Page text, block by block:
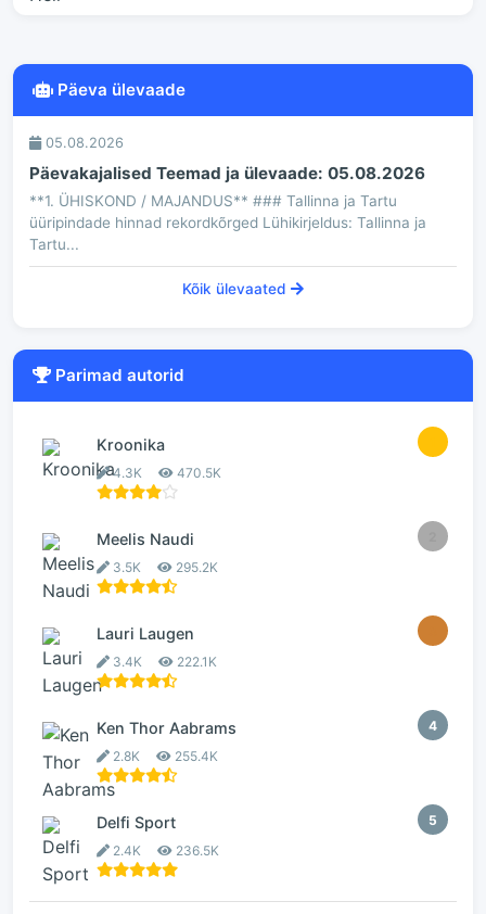
Päeva ülevaade
05.08.2026
Päevakajalised Teemad ja ülevaade: 05.08.2026
**1. ÜHISKOND / MAJANDUS** ### Tallinna ja Tartu
üüripindade hinnad rekordkõrged Lühikirjeldus: Tallinna ja
Tartu...
Kõik ülevaated
Parimad autorid
Kroonika
4.3K 470.5K
Meelis Naudi
3.5K 295.2K
Lauri Laugen
3.4K 222.1K
4
Ken Thor Aabrams
2.8K 255.4K
5
Delfi Sport
2.4K 236.5K